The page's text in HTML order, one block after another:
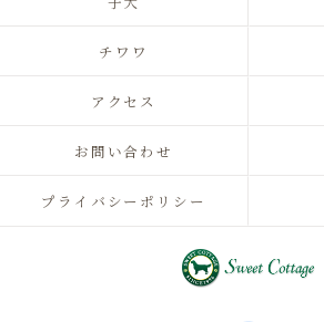
チワワ
アクセス
お問い合わせ
プライバシーポリシー